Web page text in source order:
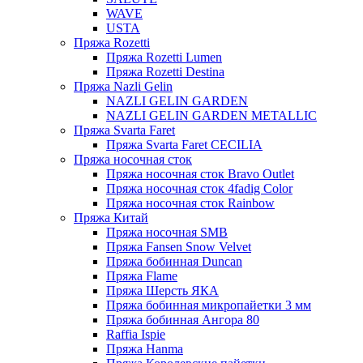
WAVE
USTA
Пряжа Rozetti
Пряжа Rozetti Lumen
Пряжа Rozetti Destina
Пряжа Nazli Gelin
NAZLI GELIN GARDEN
NAZLI GELIN GARDEN METALLIC
Пряжа Svarta Faret
Пряжа Svarta Faret CECILIA
Пряжа носочная сток
Пряжа носочная сток Bravo Outlet
Пряжа носочная сток 4fadig Color
Пряжа носочная сток Rainbow
Пряжа Китай
Пряжа носочная SMB
Пряжа Fansen Snow Velvet
Пряжа бобинная Duncan
Пряжа Flame
Пряжа Шерсть ЯКА
Пряжа бобинная микропайетки 3 мм
Пряжа бобинная Ангора 80
Raffia Ispie
Пряжа Hanma